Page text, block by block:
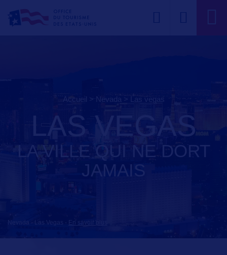
Accueil > Nevada > las vegas
LAS VEGAS
LA VILLE QUI NE DORT
JAMAIS
Nevada - Las Vegas En savoir plus